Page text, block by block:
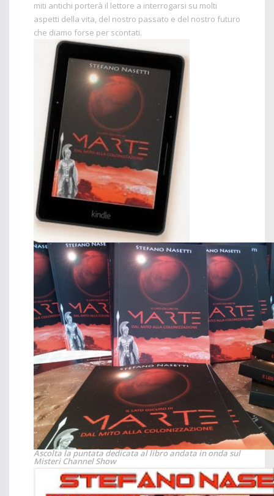
miti antichi porterà il lettore a interrogarsi su molti
aspetti della vita, del nostro passato e del nostro futuro
che diamo forse per scontati.
Ascolta la puntata dedicata al libro andata in onda sul
Misteri Channel Show